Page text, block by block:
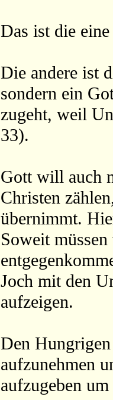
Das ist die
Die andere ist
sondern ein
zugeht, weil
33).
Gott will auch
Christen
übernimmt.
Soweit
Joch mit den
aufzeigen.
Den
aufzunehmen
aufzugeben